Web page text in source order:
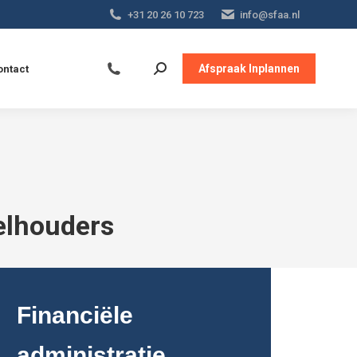
+31 20 26 10 723 info@sfaa.nl
Afspraak Inplannen
Financiële